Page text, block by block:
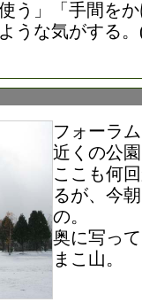
う」「手間を
うな気がする
フォーラ
近くの公
ここも何
るが、今
の。
奥に写っ
まこ山。